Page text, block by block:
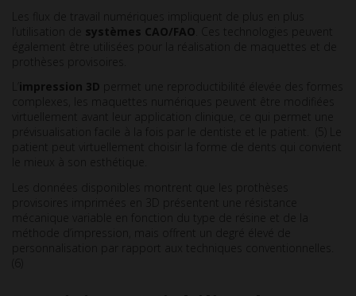
Les flux de travail numériques impliquent de plus en plus
l’utilisation de systèmes CAO/FAO . Ces technologies peuvent
également être utilisées pour la réalisation de maquettes et de
prothèses provisoires.
impression 3D permet une reproductibilité élevée des formes
complexes, les maquettes numériques peuvent être modifiées
virtuellement avant leur application clinique, ce qui permet une
prévisualisation facile à la fois par le dentiste et le patient. (5) Le
patient peut virtuellement choisir la forme de dents qui convient
le mieux à son esthétique.
Les données disponibles montrent que les prothèses
provisoires imprimées en 3D présentent une résistance
mécanique variable en fonction du type de résine et de la
méthode d’impression, mais offrent un degré élevé de
personnalisation par rapport aux techniques conventionnelles.